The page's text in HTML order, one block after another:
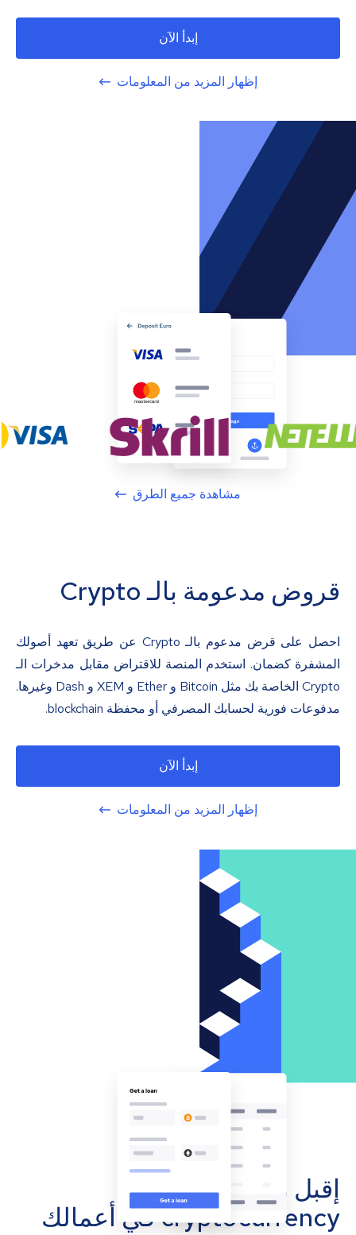
إبدأ الآن
إظهار المزيد من المعلومات
مشاهدة جميع الطرق
قروض مدعومة بالـ Crypto
احصل على قرض مدعوم بالـ Crypto عن طريق تعهد أصولك
المشفرة كضمان. استخدم المنصة للاقتراض مقابل مدخرات الـ
Crypto الخاصة بك مثل Bitcoin و Ether و XEM و Dash وغيرها.
مدفوعات فورية لحسابك المصرفي أو محفظة blockchain.
إبدأ الآن
إظهار المزيد من المعلومات
إقبل مدفوعات
cryptocurrency في أعمالك